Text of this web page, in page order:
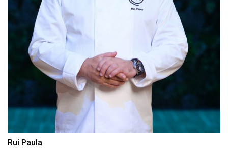
Rui Paula